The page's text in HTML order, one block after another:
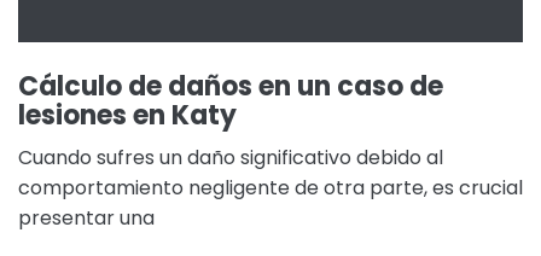
Cálculo de daños en un caso de
lesiones en Katy
Cuando sufres un daño significativo debido al
comportamiento negligente de otra parte, es crucial
presentar una